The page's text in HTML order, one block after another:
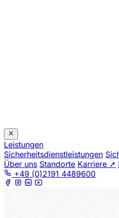
Leistungen
Sicherheitsdienstleistungen
Über uns Standorte Karriere ➚
+49 (0)2191 4489600